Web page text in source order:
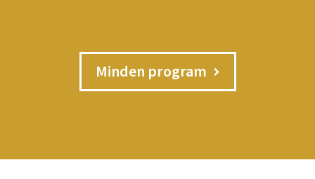
Minden program